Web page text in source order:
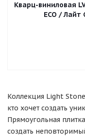
Кварц-виниловая
ECO /
Коллекция Light
кто хочет создать
Прямоугольная
создать